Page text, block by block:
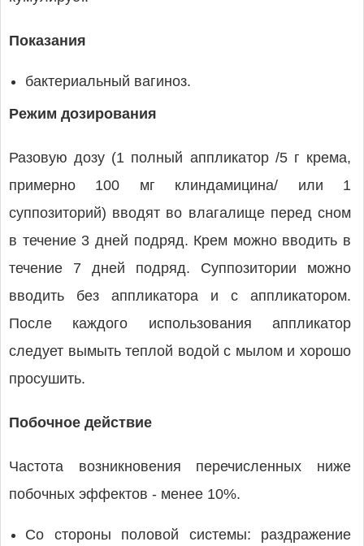
Показания
бактериальный вагиноз.
Режим дозирования
Разовую дозу (1 полный аппликатор /5 г крема,
примерно 100 мг клиндамицина/ или 1
суппозиторий) вводят во влагалище перед сном
в течение 3 дней подряд. Крем можно вводить в
течение 7 дней подряд. Суппозитории можно
вводить без аппликатора и с аппликатором.
После каждого использования аппликатор
следует вымыть теплой водой с мылом и хорошо
просушить.
Побочное действие
Частота возникновения перечисленных ниже
побочных эффектов - менее 10%.
Со стороны половой системы: раздражение